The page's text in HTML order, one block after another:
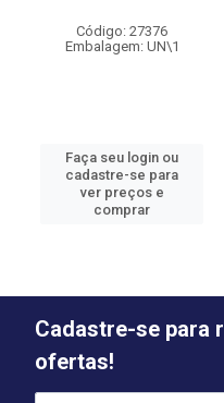
Código: 27376
Embalagem: UN\1
Faça seu login ou
cadastre-se para
ver preços e
comprar
Cadastre-se para
ofertas!